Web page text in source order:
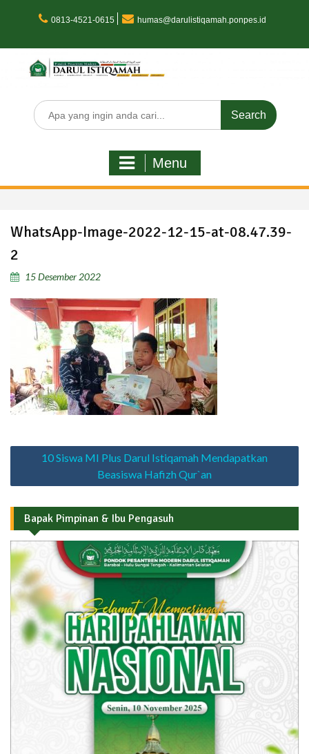
0813-4521-0615 humas@darulistiqamah.ponpes.id
Search
for:
Menu
WhatsApp-Image-2022-12-15-at-08.47.39-
2
15 Desember 2022
Navigasi
10 Siswa MI Plus Darul Istiqamah Mendapatkan
Beasiswa Hafizh Qur`an
Bapak Pimpinan & Ibu Pengasuh